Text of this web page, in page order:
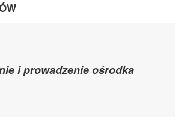
i prowadzenie ośrodka